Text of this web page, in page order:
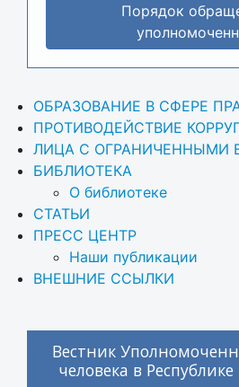
Порядок
ОБРАЗОВАНИЕ В СФЕРЕ
ПРОТИВОДЕЙСТВИЕ
ЛИЦА С ОГРАНИЧЕННЫМИ
БИБЛИОТЕКА
О библиотеке
СТАТЬИ
ПРЕСС ЦЕНТР
Наши публикации
ВНЕШНИЕ ССЫЛКИ
Вестник
человека в